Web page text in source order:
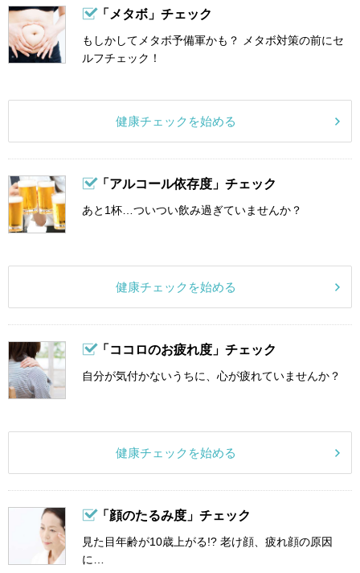
「メタボ」チェック
もしかしてメタボ予備軍かも？ メタボ対策の前にセ
ルフチェック！
健康チェックを始める
「アルコール依存度」チェック
あと1杯…ついつい飲み過ぎていませんか？
健康チェックを始める
「ココロのお疲れ度」チェック
自分が気付かないうちに、心が疲れていませんか？
健康チェックを始める
「顔のたるみ度」チェック
見た目年齢が10歳上がる!? 老け顔、疲れ顔の原因
に…